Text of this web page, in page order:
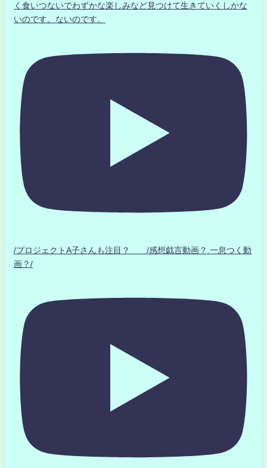
く食いつないでわずかな楽しみなど見つけて生きていくしかな
いのです。ないのです。
/プロジェクトA子さんも注目？ /感想戯言動画？.一息つく動
画？/